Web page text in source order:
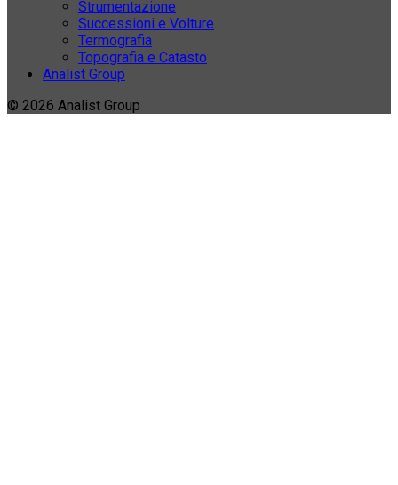
Strumentazione
Successioni e Volture
Termografia
Topografia e Catasto
Analist Group
© 2026 Analist Group